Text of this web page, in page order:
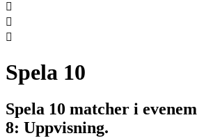



Spela 10
Spela 10 matcher i
8: Uppvisning.